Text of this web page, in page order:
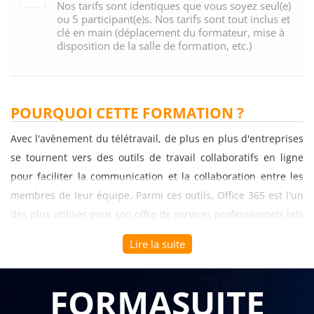
Nos tarifs sont identiques que vous soyez seul(e)
ou 5 participant(e)s. Nos tarifs sont tout inclus et
clé en main (déplacement du formateur, mise à
disposition de la salle de formation, etc.)
POURQUOI CETTE FORMATION ?
Avec l'avènement du télétravail, de plus en plus d'entreprises
se tournent vers des outils de travail collaboratifs en ligne
pour faciliter la communication et la collaboration entre les
membres de leur équipe. Parmi ces outils, Office 365 est l'un
des plus utilisés pour son offre de services professionnels tels
que la messagerie électronique, la gestion de projets et le
Office 365 ne connaissent pas toutes les fonctionnalités et
Lire la suite
FORMASUITE